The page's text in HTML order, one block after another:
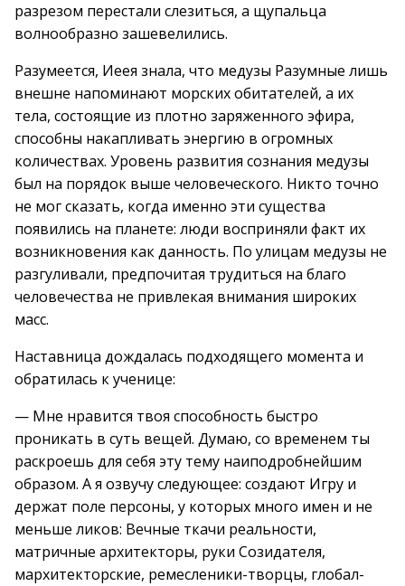
разрезом перестали слезиться, а щупальца
волнообразно зашевелились.
Разумеется, Иеея знала, что медузы Разумные лишь
внешне напоминают морских обитателей, а их
тела, состоящие из плотно заряженного эфира,
способны накапливать энергию в огромных
количествах. Уровень развития сознания медузы
был на порядок выше человеческого. Никто точно
не мог сказать, когда именно эти существа
появились на планете: люди восприняли факт их
возникновения как данность. По улицам медузы не
разгуливали, предпочитая трудиться на благо
человечества не привлекая внимания широких
масс.
Наставница дождалась подходящего момента и
обратилась к ученице:
— Мне нравится твоя способность быстро
проникать в суть вещей. Думаю, со временем ты
раскроешь для себя эту тему наиподробнейшим
образом. А я озвучу следующее: создают Игру и
держат поле персоны, у которых много имен и не
меньше ликов: Вечные ткачи реальности,
матричные архитекторы, руки Созидателя,
мархитекторские, ремесленики-творцы, глобал-